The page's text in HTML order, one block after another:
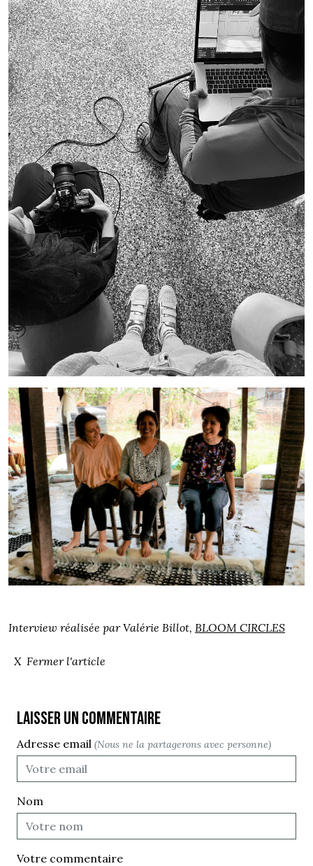
Interview réalisée par Valérie Billot, BLOOM CIRCLES
X Fermer l'article
Laisser un commentaire
Adresse email (Nous ne la partagerons avec personne)
Nom
Votre commentaire